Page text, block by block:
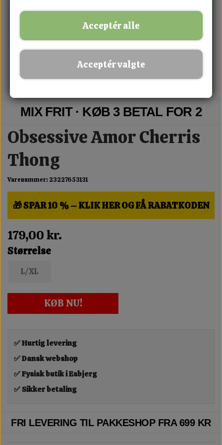
MIX FRIT · KØB 3 BETAL FOR 2
Obsessive Amor Cherris
Thong
Varenummer: 23227653131
🎁 SPAR 10 % – KLIK HER OG FÅ RABATKODEN
179,00 kr.
Størrelse
L/XL
KØB NU!
✅ Hurtig levering
✅ Dansk webshop
✅ Fysisk butik i Esbjerg
✅ Sikker betaling
FRI LEVERING TIL PAKKESHOP FRA 699 KR
Acceptér alle
Acceptér valgte